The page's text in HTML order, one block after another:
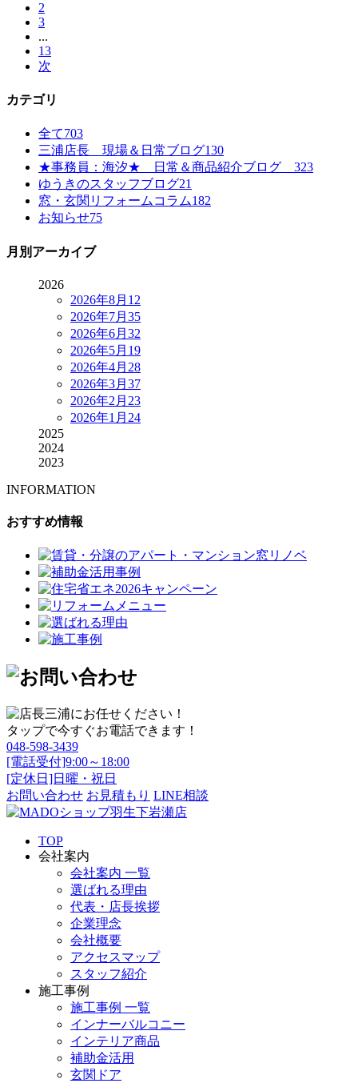
2
3
...
13
次
カテゴリ
全て703
三浦店長 現場＆日常ブログ130
★事務員：海汐★ 日常＆商品紹介ブログ 323
ゆうきのスタッフブログ21
窓・玄関リフォームコラム182
お知らせ75
月別アーカイブ
2026
2026年8月 12
2026年7月 35
2026年6月 32
2026年5月 19
2026年4月 28
2026年3月 37
2026年2月 23
2026年1月 24
2025
2024
2023
INFORMATION
おすすめ情報
タップで今すぐお電話できます！
048-598-3439
[電話受付]9:00～18:00
[定休日]日曜・祝日
お問い合わせ お見積もり LINE相談
TOP
会社案内
会社案内 一覧
選ばれる理由
代表・店長挨拶
企業理念
会社概要
アクセスマップ
スタッフ紹介
施工事例
施工事例 一覧
インナーバルコニー
インテリア商品
補助金活用
玄関ドア